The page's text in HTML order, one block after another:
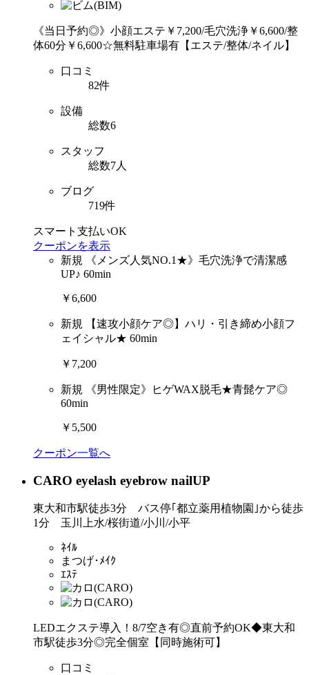
《当日予約◎》小顔エステ￥7,200/毛穴洗浄￥6,600/整
体60分￥6,600☆無料駐車場有【エステ/整体/ネイル】
口コミ
82件
設備
総数6
スタッフ
総数7人
ブログ
719件
スマート支払いOK
クーポンを表示
新規
《メンズ人気NO.1★》毛穴洗浄で清潔感
UP♪ 60min
￥6,600
新規
【速攻小顔ケア◎】ハリ・引き締め小顔フ
ェイシャル★ 60min
￥7,200
新規
《男性限定》ヒゲWAX脱毛★青髭ケア◎
60min
￥5,500
クーポン一覧へ
CARO eyelash eyebrow nailUP
東大和市駅徒歩3分 バス停｢都立薬用植物園｣から徒歩
1分 玉川上水/桜街道/小川/小平
ﾈｲﾙ
まつげ･ﾒｲｸ
ｴｽﾃ
LEDエクステ導入！8/7空き有◎直前予約OK◆東大和
市駅徒歩3分◎完全個室【同時施術可】
口コミ